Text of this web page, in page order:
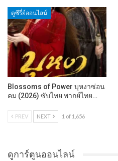
ดูซีรี่ย์ออนไลน์
Blossoms of Power บุหงาซ่อน
คม (2026) ซับไทย พากย์ไทย…
PREV NEXT 1 of 1,656
ดูการ์ตูนออนไลน์